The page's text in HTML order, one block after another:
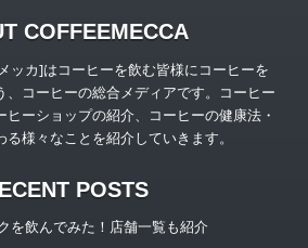
COFFEEMECCA
ッカ]はコーヒーを飲む皆様にコーヒーを
、コーヒーの総合メディアです。コーヒー
ーショップの紹介、コーヒーの健康法・
様々なことを紹介していきます。
POSTS
を飲んでみた！店舗一覧も紹介